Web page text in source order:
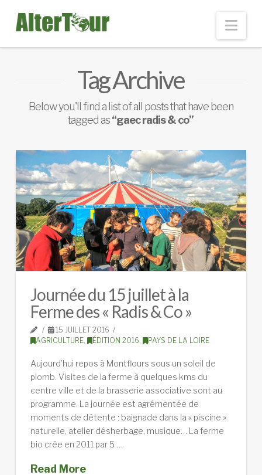
Tag Archive
Below you'll find a list of all posts that have been
tagged as“gaec radis & co”
Journée du 15 juillet à la
Ferme des « Radis & Co »
15 JUILLET 2016
AGRICULTURE, ÉDITION 2016, PAYS DE LA LOIRE
Aujourd’hui repos à Montflours sous un soleil de
plomb. Visites de la ferme à quelques kms du
centre ville et de la brasserie associative sont au
programme. La journée est agrémentée de
moments de détente : baignade dans la « piscine »
naturelle, atelier désherbage, musique… La ferme
bio crée en 2011 par 5 …
Read More